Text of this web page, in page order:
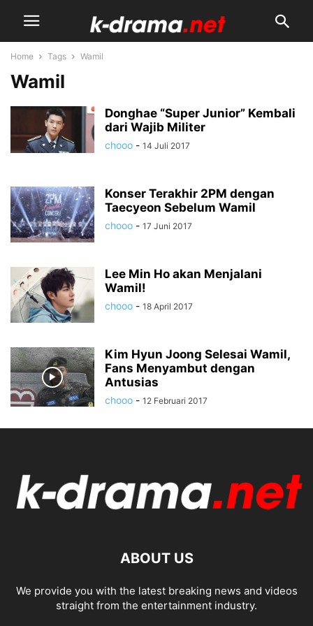
Home Tags Wamil
Wamil
Donghae “Super Junior” Kembali
dari Wajib Militer
chooo - 14 Juli 2017
Konser Terakhir 2PM dengan
Taecyeon Sebelum Wamil
chooo - 17 Juni 2017
Lee Min Ho akan Menjalani
Wamil!
chooo - 18 April 2017
Kim Hyun Joong Selesai Wamil,
Fans Menyambut dengan
Antusias
chooo - 12 Februari 2017
ABOUT US
We provide you with the latest breaking news and videos
straight from the entertainment industry.